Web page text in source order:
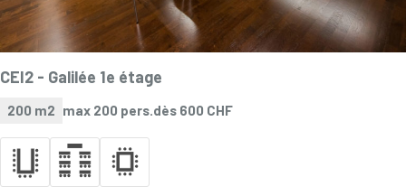
CEI2 - Galilée 1e étage
200 m2 max 200 pers. dès 600 CHF